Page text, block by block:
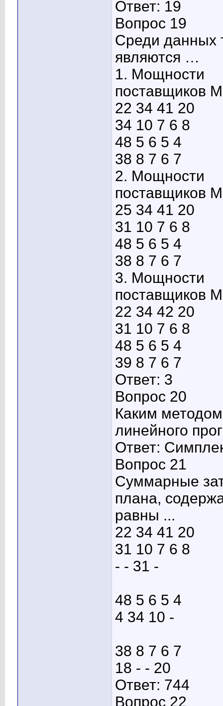
Ответ: 19
Вопрос 19
Среди данных
являются …
1. Мощности
поставщиков
22 34 41 20
34 10 7 6 8
48 5 6 5 4
38 8 7 6 7
2. Мощности
поставщиков
25 34 41 20
31 10 7 6 8
48 5 6 5 4
38 8 7 6 7
3. Мощности
поставщиков
22 34 42 20
31 10 7 6 8
48 5 6 5 4
39 8 7 6 7
Ответ: 3
Вопрос 20
Каким
линейного
Ответ:
Вопрос 21
Суммарные
плана,
равны ...
22 34 41 20
31 10 7 6 8
- - 31 -
48 5 6 5 4
4 34 10 -
38 8 7 6 7
18 - - 20
Ответ: 744
Вопрос 22